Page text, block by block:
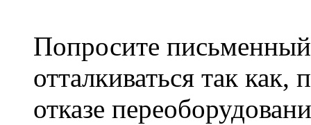
Попросите
отталкиваться так как,
отказе